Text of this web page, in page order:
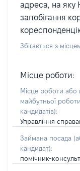
адреса, на яку
запобігання
Збігається з
Місце роботи:
Місце роботи
майбутньої
кандидатів):
Управління
Займана посада
кандидат):
помічник-